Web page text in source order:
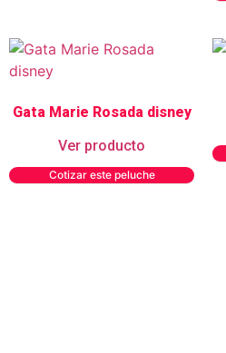
Gata Marie Rosada disney
Ver producto
Cotizar este peluche